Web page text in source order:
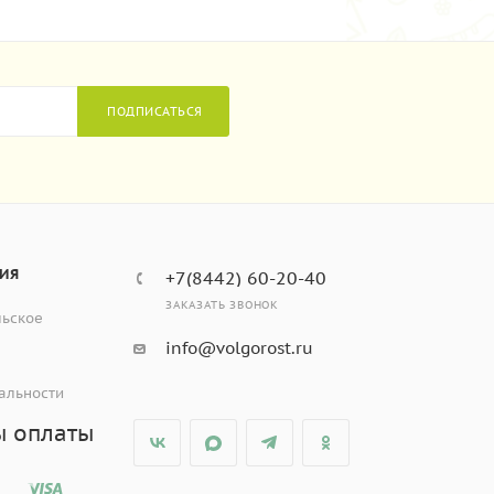
ПОДПИСАТЬСЯ
оплаты
+7(8442) 60-20-40
ЗАКАЗАТЬ ЗВОНОК
info@volgorost.ru